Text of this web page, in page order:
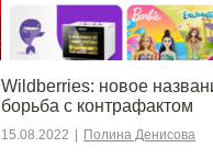
Wildberries: новое
борьба с контрафактом
15.08.2022 Полина Денисова